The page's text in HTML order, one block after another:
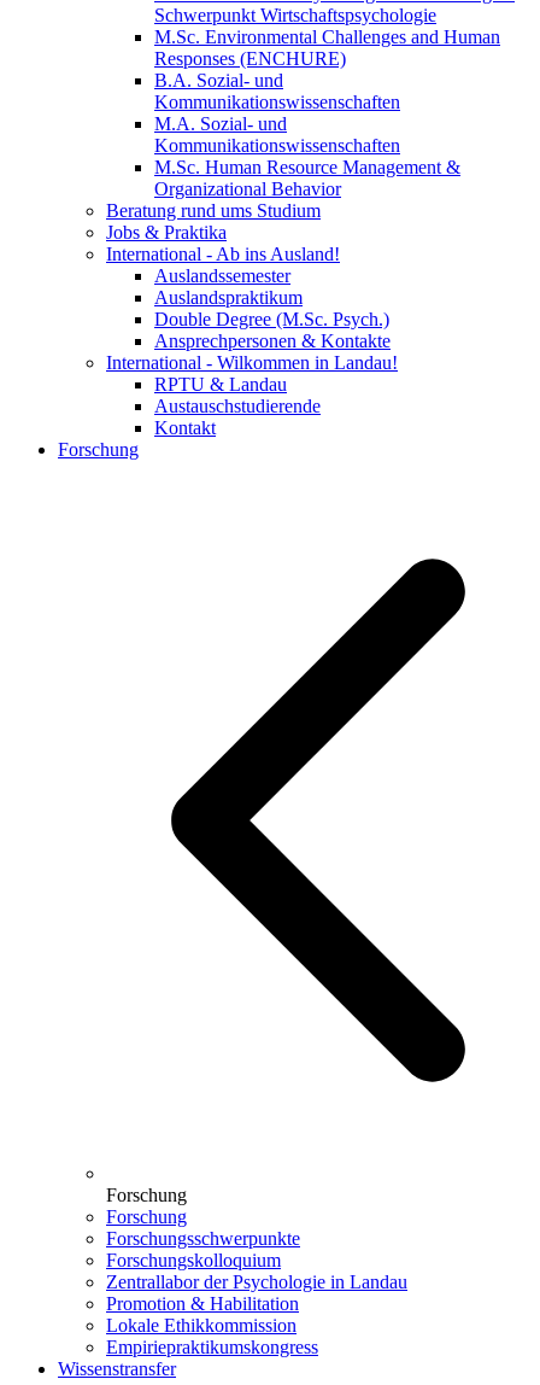
Schwerpunkt Wirtschaftspsychologie
M.Sc. Environmental Challenges and Human
Responses (ENCHURE)
B.A. Sozial- und
Kommunikationswissenschaften
M.A. Sozial- und
Kommunikationswissenschaften
M.Sc. Human Resource Management &
Organizational Behavior
Beratung rund ums Studium
Jobs & Praktika
International - Ab ins Ausland!
Auslandssemester
Auslandspraktikum
Double Degree (M.Sc. Psych.)
Ansprechpersonen & Kontakte
International - Wilkommen in Landau!
RPTU & Landau
Austauschstudierende
Kontakt
Forschung
Forschung
Forschung
Forschungsschwerpunkte
Forschungskolloquium
Zentrallabor der Psychologie in Landau
Promotion & Habilitation
Lokale Ethikkommission
Empiriepraktikumskongress
Wissenstransfer